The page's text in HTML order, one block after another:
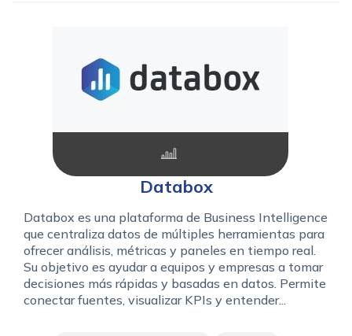
Databox
Databox es una plataforma de Business Intelligence
que centraliza datos de múltiples herramientas para
ofrecer análisis, métricas y paneles en tiempo real.
Su objetivo es ayudar a equipos y empresas a tomar
decisiones más rápidas y basadas en datos. Permite
conectar fuentes, visualizar KPIs y entender...